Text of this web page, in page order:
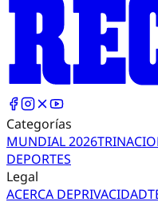
Categorías
MUNDIAL 2026TRI
DEPORTES
Legal
ACERCA DEPRIVACIDAD